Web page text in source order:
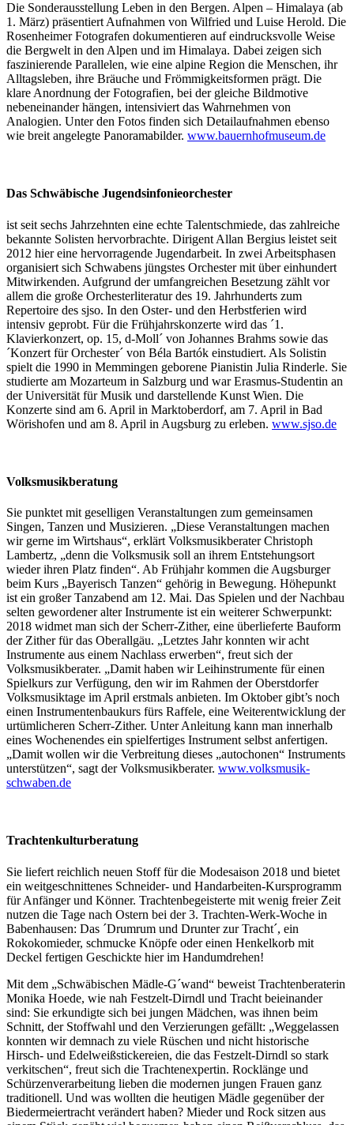
Die Sonderausstellung Leben in den Bergen. Alpen – Himalaya (ab
1. März) präsentiert Aufnahmen von Wilfried und Luise Herold. Die
Rosenheimer Fotografen dokumentieren auf eindrucksvolle Weise
die Bergwelt in den Alpen und im Himalaya. Dabei zeigen sich
faszinierende Parallelen, wie eine alpine Region die Menschen, ihr
Alltagsleben, ihre Bräuche und Frömmigkeitsformen prägt. Die
klare Anordnung der Fotografien, bei der gleiche Bildmotive
nebeneinander hängen, intensiviert das Wahrnehmen von
Analogien. Unter den Fotos finden sich Detailaufnahmen ebenso
wie breit angelegte Panoramabilder. www.bauernhofmuseum.de
Das Schwäbische Jugendsinfonieorchester
ist seit sechs Jahrzehnten eine echte Talentschmiede, das zahlreiche
bekannte Solisten hervorbrachte. Dirigent Allan Bergius leistet seit
2012 hier eine hervorragende Jugendarbeit. In zwei Arbeitsphasen
organisiert sich Schwabens jüngstes Orchester mit über einhundert
Mitwirkenden. Aufgrund der umfangreichen Besetzung zählt vor
allem die große Orchesterliteratur des 19. Jahrhunderts zum
Repertoire des sjso. In den Oster- und den Herbstferien wird
intensiv geprobt. Für die Frühjahrskonzerte wird das ´1.
Klavierkonzert, op. 15, d-Moll´ von Johannes Brahms sowie das
´Konzert für Orchester´ von Béla Bartók einstudiert. Als Solistin
spielt die 1990 in Memmingen geborene Pianistin Julia Rinderle. Sie
studierte am Mozarteum in Salzburg und war Erasmus-Studentin an
der Universität für Musik und darstellende Kunst Wien. Die
Konzerte sind am 6. April in Marktoberdorf, am 7. April in Bad
Wörishofen und am 8. April in Augsburg zu erleben. www.sjso.de
Volksmusikberatung
Sie punktet mit geselligen Veranstaltungen zum gemeinsamen
Singen, Tanzen und Musizieren. „Diese Veranstaltungen machen
wir gerne im Wirtshaus“, erklärt Volksmusikberater Christoph
Lambertz, „denn die Volksmusik soll an ihrem Entstehungsort
wieder ihren Platz finden“. Ab Frühjahr kommen die Augsburger
beim Kurs „Bayerisch Tanzen“ gehörig in Bewegung. Höhepunkt
ist ein großer Tanzabend am 12. Mai. Das Spielen und der Nachbau
selten gewordener alter Instrumente ist ein weiterer Schwerpunkt:
2018 widmet man sich der Scherr-Zither, eine überlieferte Bauform
der Zither für das Oberallgäu. „Letztes Jahr konnten wir acht
Instrumente aus einem Nachlass erwerben“, freut sich der
Volksmusikberater. „Damit haben wir Leihinstrumente für einen
Spielkurs zur Verfügung, den wir im Rahmen der Oberstdorfer
Volksmusiktage im April erstmals anbieten. Im Oktober gibt’s noch
einen Instrumentenbaukurs fürs Raffele, eine Weiterentwicklung der
urtümlicheren Scherr-Zither. Unter Anleitung kann man innerhalb
eines Wochenendes ein spielfertiges Instrument selbst anfertigen.
„Damit wollen wir die Verbreitung dieses „autochonen“ Instruments
unterstützen“, sagt der Volksmusikberater. www.volksmusik-
schwaben.de
Trachtenkulturberatung
Sie liefert reichlich neuen Stoff für die Modesaison 2018 und bietet
ein weitgeschnittenes Schneider- und Handarbeiten-Kursprogramm
für Anfänger und Könner. Trachtenbegeisterte mit wenig freier Zeit
nutzen die Tage nach Ostern bei der 3. Trachten-Werk-Woche in
Babenhausen: Das ´Drumrum und Drunter zur Tracht´, ein
Rokokomieder, schmucke Knöpfe oder einen Henkelkorb mit
Deckel fertigen Geschickte hier im Handumdrehen!
Mit dem „Schwäbischen Mädle-G´wand“ beweist Trachtenberaterin
Monika Hoede, wie nah Festzelt-Dirndl und Tracht beieinander
sind: Sie erkundigte sich bei jungen Mädchen, was ihnen beim
Schnitt, der Stoffwahl und den Verzierungen gefällt: „Weggelassen
konnten wir demnach zu viele Rüschen und nicht historische
Hirsch- und Edelweißstickereien, die das Festzelt-Dirndl so stark
verkitschen“, freut sich die Trachtenexpertin. Rocklänge und
Schürzenverarbeitung lieben die modernen jungen Frauen ganz
traditionell. Und was wollten die heutigen Mädle gegenüber der
Biedermeiertracht verändert haben? Mieder und Rock sitzen aus